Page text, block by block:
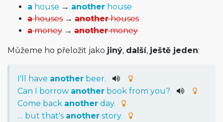
a house → another house
ahouses → anotherhouses
amoney → anothermoney
Můžeme ho přeložit jako jiný, další, ještě jeden:
I'll have another beer.
Can I borrow another book from you?
Come back another day.
… but that's another story.